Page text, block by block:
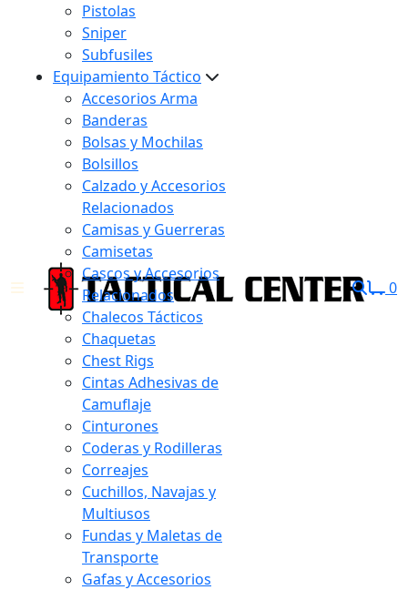
Pistolas
Sniper
Subfusiles
Equipamiento Táctico
Accesorios Arma
Banderas
Bolsas y Mochilas
Bolsillos
Calzado y Accesorios
Relacionados
Camisas y Guerreras
Camisetas
Cascos y Accesorios
Relacionados
Chalecos Tácticos
Chaquetas
Chest Rigs
Cintas Adhesivas de
Camuflaje
Cinturones
Coderas y Rodilleras
Correajes
Cuchillos, Navajas y
Multiusos
Fundas y Maletas de
Transporte
Gafas y Accesorios
0